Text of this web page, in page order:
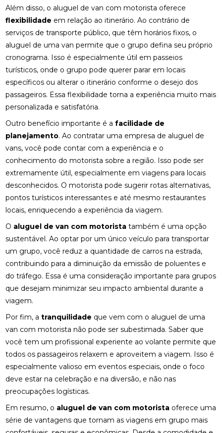
Além disso, o aluguel de van com motorista oferece
flexibilidade em relação ao itinerário. Ao contrário de
serviços de transporte público, que têm horários fixos, o
aluguel de uma van permite que o grupo defina seu próprio
cronograma. Isso é especialmente útil em passeios
turísticos, onde o grupo pode querer parar em locais
específicos ou alterar o itinerário conforme o desejo dos
passageiros. Essa flexibilidade torna a experiência muito mais
personalizada e satisfatória.
Outro benefício importante é afacilidade de
planejamento. Ao contratar uma empresa de aluguel de
vans, você pode contar com a experiência e o
conhecimento do motorista sobre a região. Isso pode ser
extremamente útil, especialmente em viagens para locais
desconhecidos. O motorista pode sugerir rotas alternativas,
pontos turísticos interessantes e até mesmo restaurantes
locais, enriquecendo a experiência da viagem.
O aluguel de van com motorista também é uma opção
sustentável. Ao optar por um único veículo para transportar
um grupo, você reduz a quantidade de carros na estrada,
contribuindo para a diminuição da emissão de poluentes e
do tráfego. Essa é uma consideração importante para grupos
que desejam minimizar seu impacto ambiental durante a
viagem.
Por fim, atranquilidade que vem com o aluguel de uma
van com motorista não pode ser subestimada. Saber que
você tem um profissional experiente ao volante permite que
todos os passageiros relaxem e aproveitem a viagem. Isso é
especialmente valioso em eventos especiais, onde o foco
deve estar na celebração e na diversão, e não nas
preocupações logísticas.
Em resumo, o aluguel de van com motorista oferece uma
série de vantagens que tornam as viagens em grupo mais